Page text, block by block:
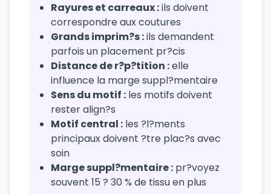
Rayures et carreaux :ils doivent
correspondre aux coutures
Grands imprim?s :ils demandent
parfois un placement pr?cis
Distance de r?p?tition :elle
influence la marge suppl?mentaire
Sens du motif : les motifs doivent
rester align?s
Motif central : les ?l?ments
principaux doivent ?tre plac?s avec
soin
Marge suppl?mentaire : pr?voyez
souvent 15 ? 30 % de tissu en plus